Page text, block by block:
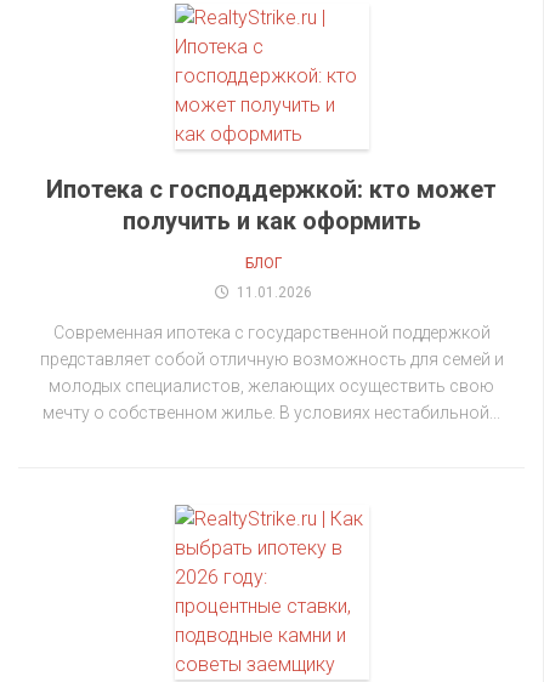
Ипотека с господдержкой: кто может
получить и как оформить
БЛОГ
11.01.2026
Современная ипотека с государственной поддержкой
представляет собой отличную возможность для семей и
молодых специалистов, желающих осуществить свою
мечту о собственном жилье. В условиях нестабильной...